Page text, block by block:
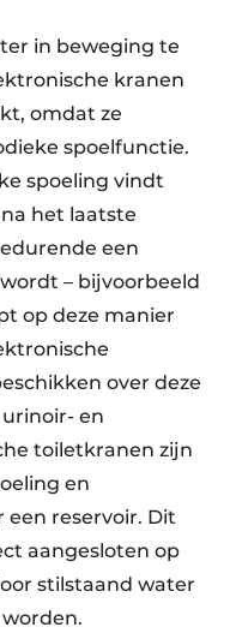
in beweging te
kranen
omdat ze
spoelfunctie.
spoeling vindt
het laatste
een
– bijvoorbeeld
op deze manier
over deze
en
toiletkranen zijn
en
een reservoir. Dit
aangesloten op
stilstaand water